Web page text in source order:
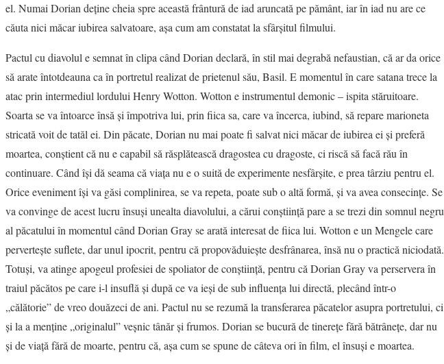
el. Numai Dorian deţine cheia spre această frântură de iad aruncată pe pământ, iar în iad nu are ce
căuta nici măcar iubirea salvatoare, aşa cum am constatat la sfârşitul filmului.
Pactul cu diavolul e semnat în clipa când Dorian declară, în stil mai degrabă nefaustian, că ar da orice
să arate întotdeauna ca în portretul realizat de prietenul său, Basil. E momentul în care satana trece la
atac prin intermediul lordului Henry Wotton. Wotton e instrumentul demonic – ispita stăruitoare.
Soarta se va întoarce însă şi împotriva lui, prin fiica sa, care va încerca, iubind, să repare marioneta
stricată voit de tatăl ei. Din păcate, Dorian nu mai poate fi salvat nici măcar de iubirea ei şi preferă
moartea, conştient că nu e capabil să răsplătească dragostea cu dragoste, ci riscă să facă rău în
continuare. Când îşi dă seama că viaţa nu e o suită de experimente nesfârşite, e prea târziu pentru el.
Orice eveniment îşi va găsi complinirea, se va repeta, poate sub o altă formă, şi va avea consecinţe. Se
va convinge de acest lucru însuşi unealta diavolului, a cărui conştiinţă pare a se trezi din somnul negru
al păcatului în momentul când Dorian Gray se arată interesat de fiica lui. Wotton e un Mengele care
perverteşte suflete, dar unul ipocrit, pentru că propovăduieşte desfrânarea, însă nu o practică niciodată.
Totuşi, va atinge apogeul profesiei de spoliator de conştiinţă, pentru că Dorian Gray va perservera în
traiul păcătos pe care i-l insuflă şi după ce va ieşi de sub influenţa lui directă, plecând într-o
„călătorie” de vreo douăzeci de ani. Pactul nu se rezumă la transferarea păcatelor asupra portretului, ci
şi la a menţine „originalul” veşnic tânăr şi frumos. Dorian se bucură de tinereţe fără bătrâneţe, dar nu
şi de viaţă fără de moarte, pentru că, aşa cum se spune de câteva ori în film, el însuşi e moartea.